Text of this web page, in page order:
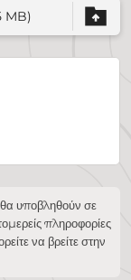
MB)
υποβληθούν σε
πληροφορίες
να βρείτε στην